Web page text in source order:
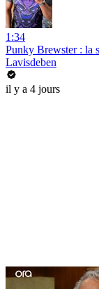
1:34
Punky Brewster : la
Lavisdeben
il y a 4 jours